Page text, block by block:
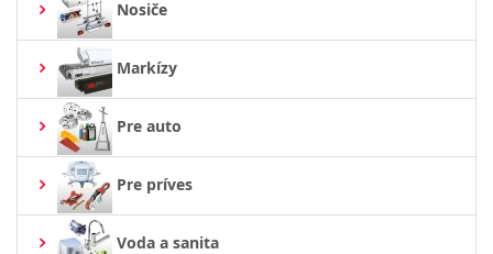
Nosiče
Markízy
Pre auto
Pre príves
Voda a sanita